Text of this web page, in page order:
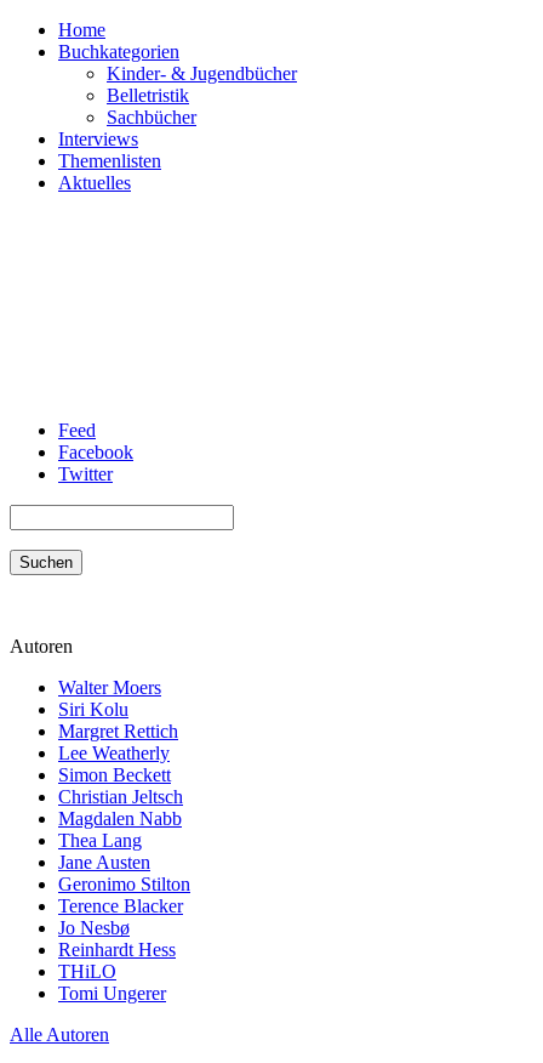
Home
Buchkategorien
Kinder- & Jugendbücher
Belletristik
Sachbücher
Interviews
Themenlisten
Aktuelles
Feed
Facebook
Twitter
Suchen
Autoren
Walter Moers
Siri Kolu
Margret Rettich
Lee Weatherly
Simon Beckett
Christian Jeltsch
Magdalen Nabb
Thea Lang
Jane Austen
Geronimo Stilton
Terence Blacker
Jo Nesbø
Reinhardt Hess
THiLO
Tomi Ungerer
Alle Autoren